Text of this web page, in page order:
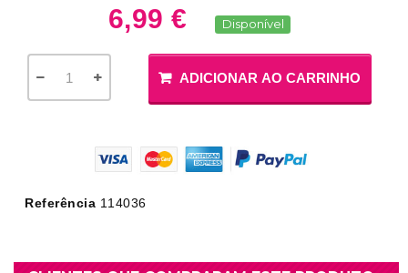
6,99 € Disponível
ADICIONAR AO CARRINHO
Referência 114036